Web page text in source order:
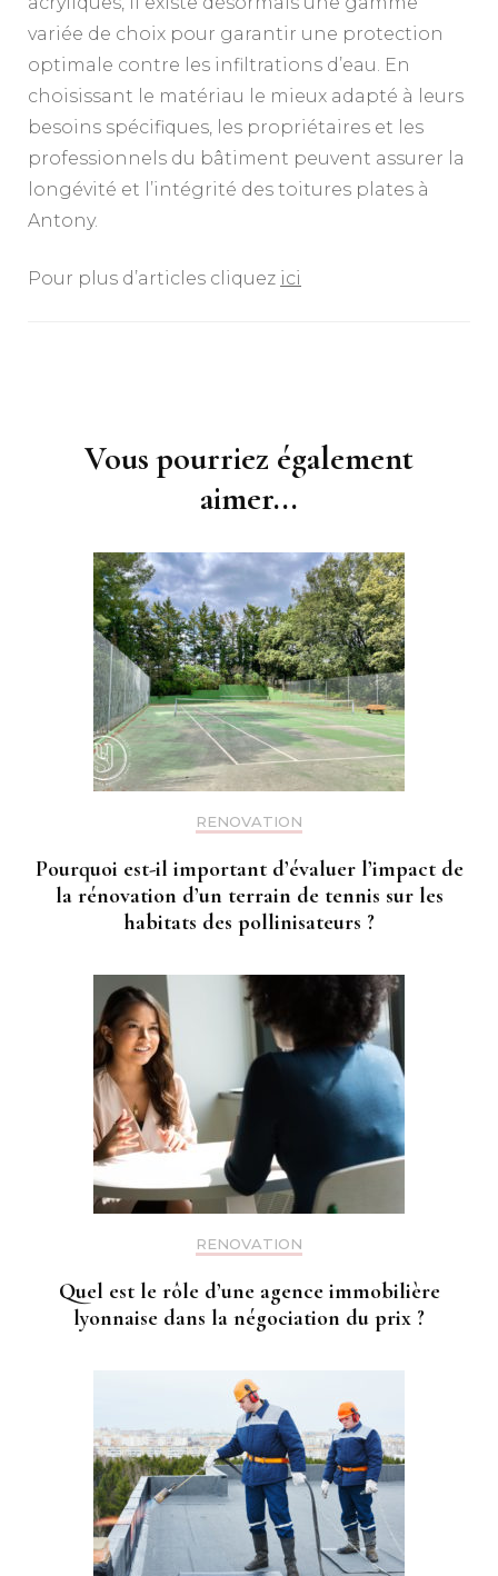
variée de choix pour garantir une protection
optimale contre les infiltrations d’eau. En
choisissant le matériau le mieux adapté à leurs
besoins spécifiques, les propriétaires et les
professionnels du bâtiment peuvent assurer la
longévité et l’intégrité des toitures plates à
Antony.
Pour plus d’articles cliquez ici
Vous pourriez également
aimer...
RENOVATION
Pourquoi est-il important d’évaluer l’impact de
la rénovation d’un terrain de tennis sur les
habitats des pollinisateurs ?
RENOVATION
Quel est le rôle d’une agence immobilière
lyonnaise dans la négociation du prix ?